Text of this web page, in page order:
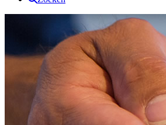
Drents Archief